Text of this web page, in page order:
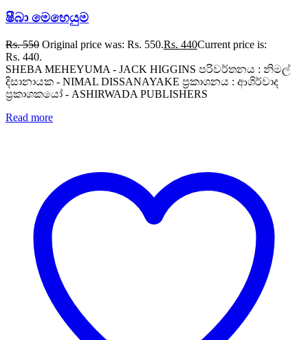
ෂීබා මෙහෙයුම
Rs.550 Original price was: Rs. 550.Rs. 440Current price is:
Rs. 440.
SHEBA MEHEYUMA - JACK HIGGINS පරිවර්තනය : නිමල්
දිසානායක - NIMAL DISSANAYAKE ප්‍රකාශනය : ආශිර්වාද
ප්‍රකාශකයෝ - ASHIRWADA PUBLISHERS
Read more